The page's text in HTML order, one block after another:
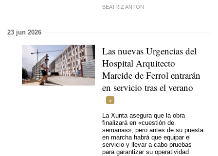
BEATRIZ ANTÓN
23 jun 2026
Las nuevas Urgencias del
Hospital Arquitecto
Marcide de Ferrol entrarán
en servicio tras el verano
La Xunta asegura que la obra
finalizará en «cuestión de
semanas», pero antes de su puesta
en marcha habrá que equipar el
servicio y llevar a cabo pruebas
para garantizar su operatividad